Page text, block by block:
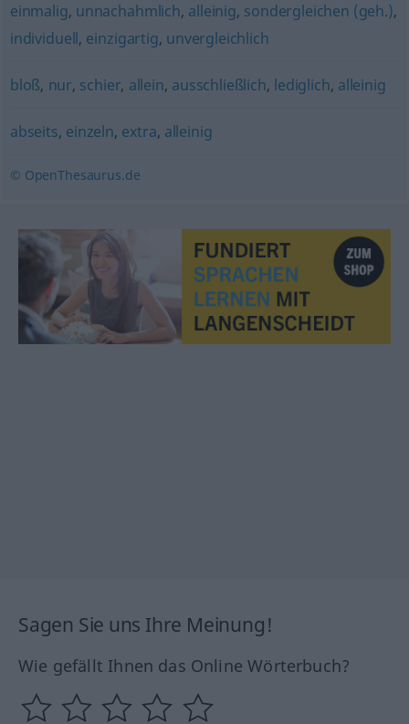
einmalig, unnachahmlich, alleinig, sondergleichen (geh.),
individuell, einzigartig, unvergleichlich
bloß, nur, schier, allein, ausschließlich, lediglich, alleinig
abseits, einzeln, extra, alleinig
© OpenThesaurus.de
Sagen Sie uns Ihre Meinung!
Wie gefällt Ihnen das Online Wörterbuch?